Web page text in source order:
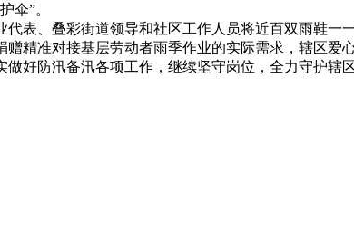
伞”。
、叠彩街道领导和社区工作人员将近百双雨鞋一
赠精准对接基层劳动者雨季作业的实际需求，辖区爱
防汛备汛各项工作，继续坚守岗位，全力守护辖区